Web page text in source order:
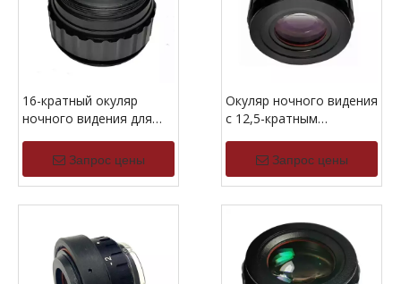
16-кратный окуляр
ночного видения для
OLED-экрана с
микродисплеем
Запрос цены
Окуляр ночного видения
с 12,5-кратным
Запрос цены